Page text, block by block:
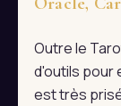
Outre le
d'outils pour
est très